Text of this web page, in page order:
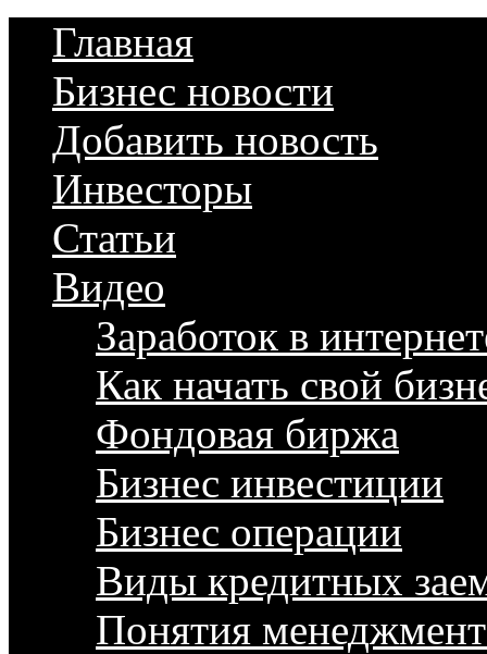
Главная
Бизнес новости
Добавить новость
Инвесторы
Статьи
Видео
Заработок в
Как начать свой
Фондовая биржа
Бизнес инвестиции
Бизнес операции
Виды кредитных
Понятия